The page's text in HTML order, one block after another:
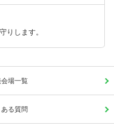
りします。
会場一覧
ある質問